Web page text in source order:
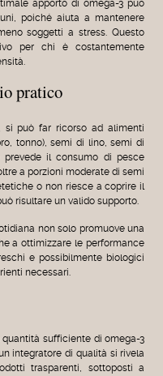
apporto di omega-3 può
poiché aiuta a mantenere
soggetti a stress. Questo
per chi è costantemente
pratico
si può far ricorso ad alimenti
tonno), semi di lino, semi di
il consumo di pesce
a porzioni moderate di semi
o non riesce a coprire il
risultare un valido supporto.
non solo promuove una
a ottimizzare le performance
e possibilmente biologici
necessari.
sufficiente di omega-3
integratore di qualità si rivela
trasparenti, sottoposti a